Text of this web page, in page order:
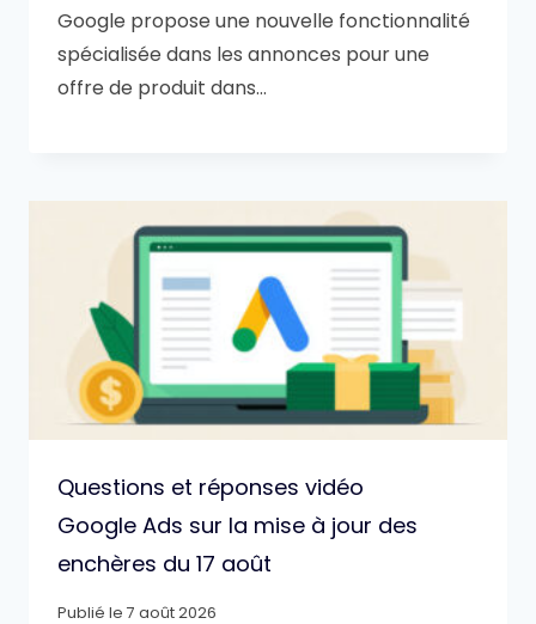
Google propose une nouvelle fonctionnalité
spécialisée dans les annonces pour une
offre de produit dans…
Questions et réponses vidéo
Google Ads sur la mise à jour des
enchères du 17 août
Publié le 7 août 2026